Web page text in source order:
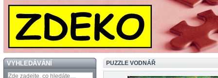
VYHLEDÁVÁNÍ PUZZLE VODNÁŘ